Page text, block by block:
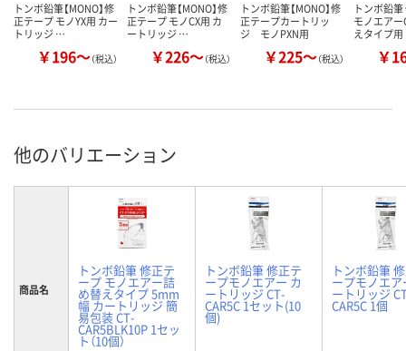
トンボ鉛筆【MONO】修
正テープ モノYX用 カー
トリッジ …
￥196～（税込）
トンボ鉛筆【MONO】修
正テープ モノCX用 カ
ートリッジ …
￥226～（税込）
トンボ鉛筆【MONO】修
正テープカートリッ
ジ モノPXN用
￥225～（税込）
トンボ鉛
モノエアー
えタイプ
￥
他のバリエーション
商品名
トンボ鉛筆 修正テ
ープ モノエアー詰
め替えタイプ 5mm
幅 カートリッジ 簡
易包装 CT-
CAR5BLK10P 1セッ
ト（10個）
トンボ鉛筆 修正テ
ープモノエアー カ
ートリッジ CT-
CAR5C 1セット(10
個)
トンボ鉛筆
ープモノエア
ートリッジ
CAR5C 1個